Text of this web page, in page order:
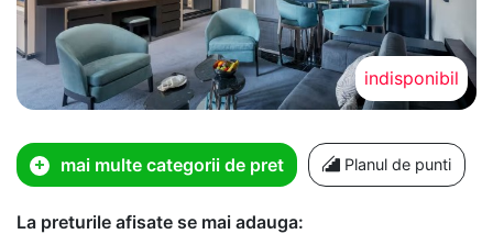
indisponibil
mai multe categorii de pret Planul de punti
La preturile afisate se mai adauga: